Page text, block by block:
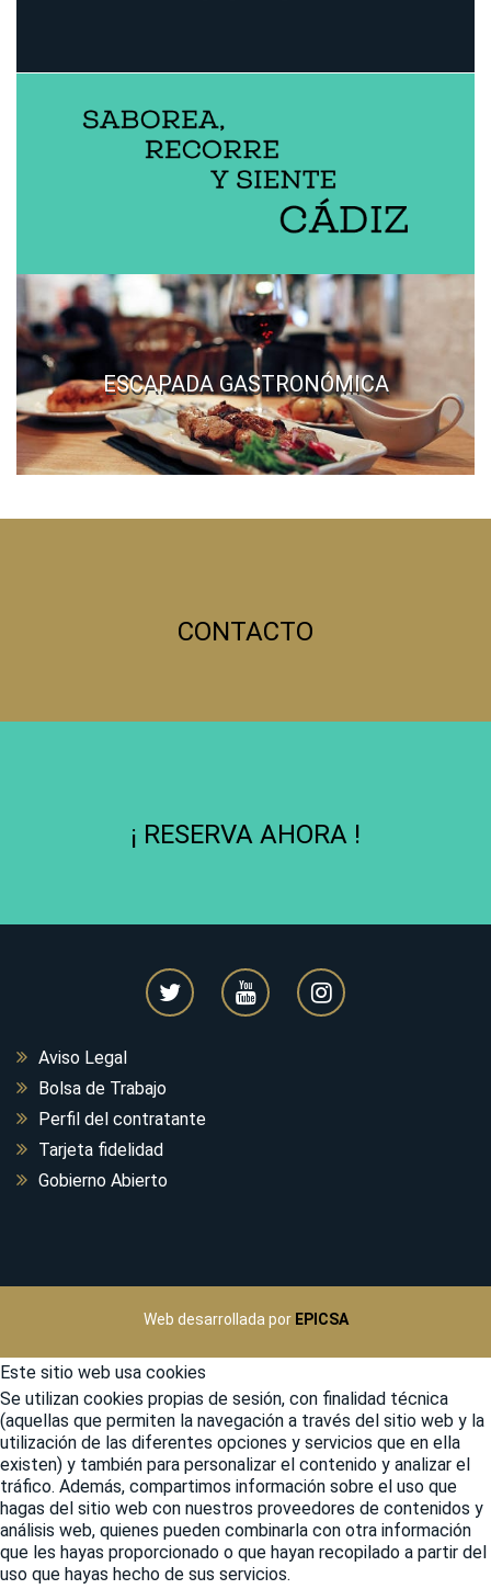
ESCAPADA GASTRONÓMICA
CONTACTO
¡ RESERVA AHORA !
Aviso Legal
Bolsa de Trabajo
Perfil del contratante
Tarjeta fidelidad
Gobierno Abierto
Web desarrollada por EPICSA
Este sitio web usa cookies
Se utilizan cookies propias de sesión, con finalidad técnica
(aquellas que permiten la navegación a través del sitio web y la
utilización de las diferentes opciones y servicios que en ella
existen) y también para personalizar el contenido y analizar el
tráfico. Además, compartimos información sobre el uso que
hagas del sitio web con nuestros proveedores de contenidos y
análisis web, quienes pueden combinarla con otra información
que les hayas proporcionado o que hayan recopilado a partir del
uso que hayas hecho de sus servicios.